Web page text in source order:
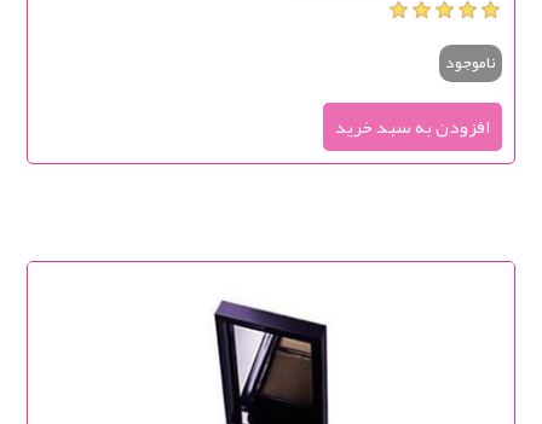
ناموجود